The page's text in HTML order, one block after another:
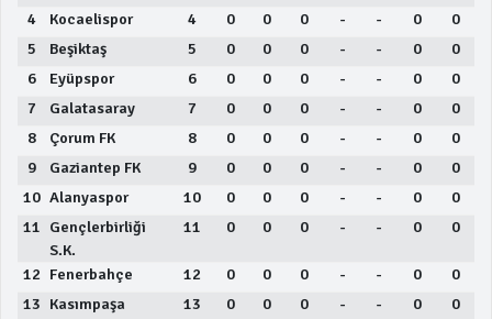
4
Kocaelispor 4 0 0 0 - - 0
0
5
Beşiktaş 5 0 0 0 - - 0
0
6
Eyüpspor 6 0 0 0 - - 0
0
7
Galatasaray 7 0 0 0 - - 0
0
8
Çorum FK 8 0 0 0 - - 0
0
9
Gaziantep FK 9 0 0 0 - - 0
0
10 Alanyaspor 10 0 0 0 - - 0
0
11 Gençlerbirliği
S.K.
11 0 0 0 - - 0 0
12 Fenerbahçe 12 0 0 0 - - 0
0
13 Kasımpaşa 13 0 0 0 - - 0
0